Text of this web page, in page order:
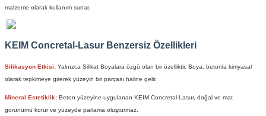
malzeme olarak kullanım sunar.
KEIM Concretal-Lasur Benzersiz Özellikleri
Silikasyon Etkisi: Yalnızca Silikat Boyalara özgü olan bir özelliktir. Boya, betonla kimyasal
olarak tepkimeye girerek yüzeyin bir parçası haline gelir.
Mineral Estetiklik: Beton yüzeyine uygulanan KEIM Concretal-Lasur, doğal ve mat
görünümü korur ve yüzeyde parlama oluşturmaz.